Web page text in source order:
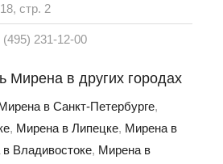
стр. 2
(495) 231-12-00
Мирена в других городах
в Санкт-Петербурге,
, Мирена в Липецке, Мирена в
Владивостоке, Мирена в